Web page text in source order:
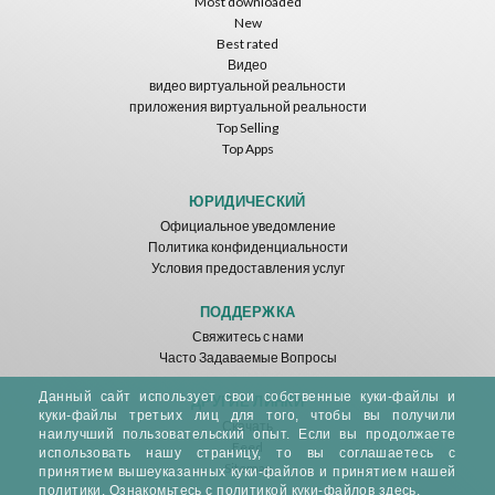
New
Best rated
Видео
видео виртуальной реальности
приложения виртуальной реальности
Top Selling
Top Apps
ЮРИДИЧЕСКИЙ
Официальное уведомление
Политика конфиденциальности
Условия предоставления услуг
ПОДДЕРЖКА
Свяжитесь с нами
Часто Задаваемые Вопросы
ДРУГИЕ ЛИНКИ
Скачать
Feed
Sitemap
Данный сайт использует свои собственные куки-файлы и
куки-файлы третьих лиц для того, чтобы вы получили
наилучший пользовательский опыт. Если вы продолжаете
использовать нашу страницу, то вы соглашаетесь с
принятием вышеуказанных куки-файлов и принятием нашей
политики. Ознакомьтесь с политикой куки-файлов здесь.